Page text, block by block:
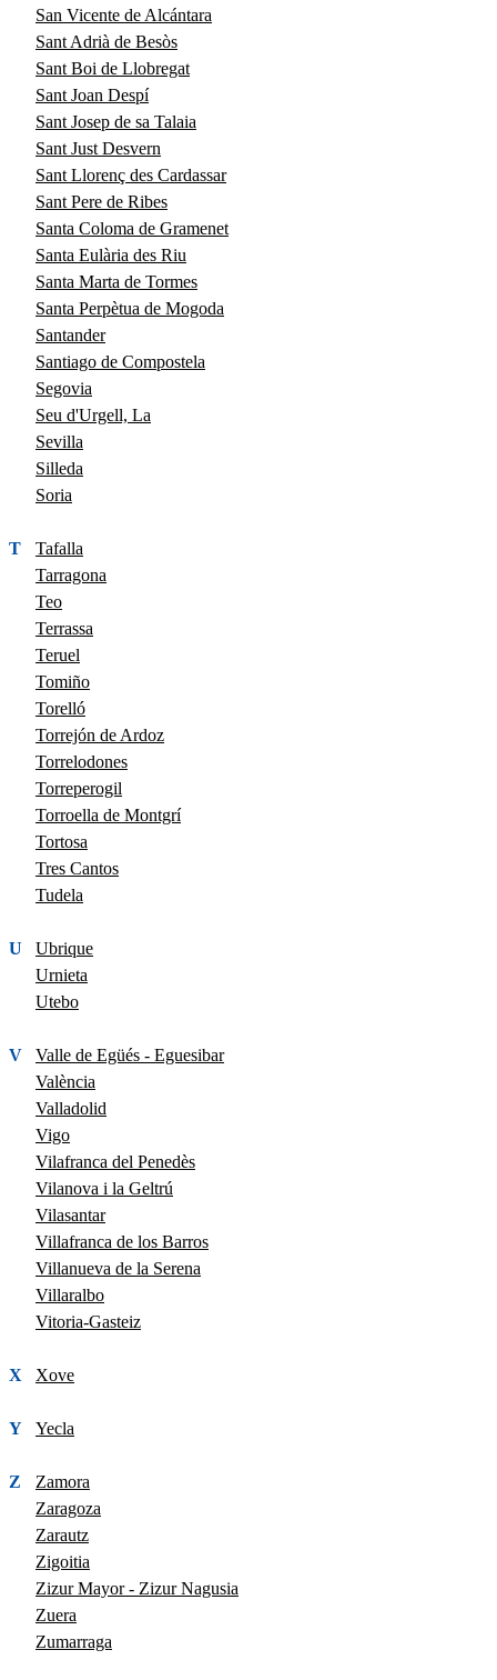
San Vicente de Alcántara
Sant Adrià de Besòs
Sant Boi de Llobregat
Sant Joan Despí
Sant Josep de sa Talaia
Sant Just Desvern
Sant Llorenç des Cardassar
Sant Pere de Ribes
Santa Coloma de Gramenet
Santa Eulària des Riu
Santa Marta de Tormes
Santa Perpètua de Mogoda
Santander
Santiago de Compostela
Segovia
Seu d'Urgell, La
Sevilla
Silleda
Soria
T
Tafalla
Tarragona
Teo
Terrassa
Teruel
Tomiño
Torelló
Torrejón de Ardoz
Torrelodones
Torreperogil
Torroella de Montgrí
Tortosa
Tres Cantos
Tudela
U
Ubrique
Urnieta
Utebo
V
Valle de Egüés - Eguesibar
València
Valladolid
Vigo
Vilafranca del Penedès
Vilanova i la Geltrú
Vilasantar
Villafranca de los Barros
Villanueva de la Serena
Villaralbo
Vitoria-Gasteiz
X Xove
Y Yecla
Z
Zamora
Zaragoza
Zarautz
Zigoitia
Zizur Mayor - Zizur Nagusia
Zuera
Zumarraga